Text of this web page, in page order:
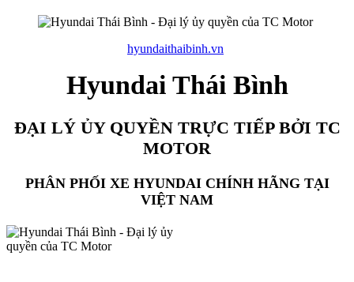
hyundaithaibinh.vn
Hyundai Thái Bình
ĐẠI LÝ ỦY QUYỀN TRỰC TIẾP BỞI TC
MOTOR
PHÂN PHỐI XE HYUNDAI CHÍNH HÃNG TẠI
VIỆT NAM